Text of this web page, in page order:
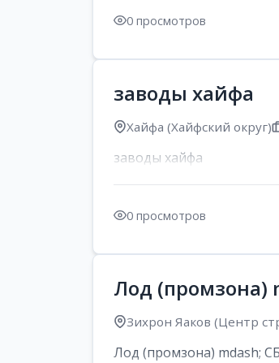
0 просмотров
заводы хайфа
Хайфа (Хайфский округ)
заводы хайфа
0 просмотров
Лод
Зихрон Яаков (Центр
Лод (промзона) mdash;